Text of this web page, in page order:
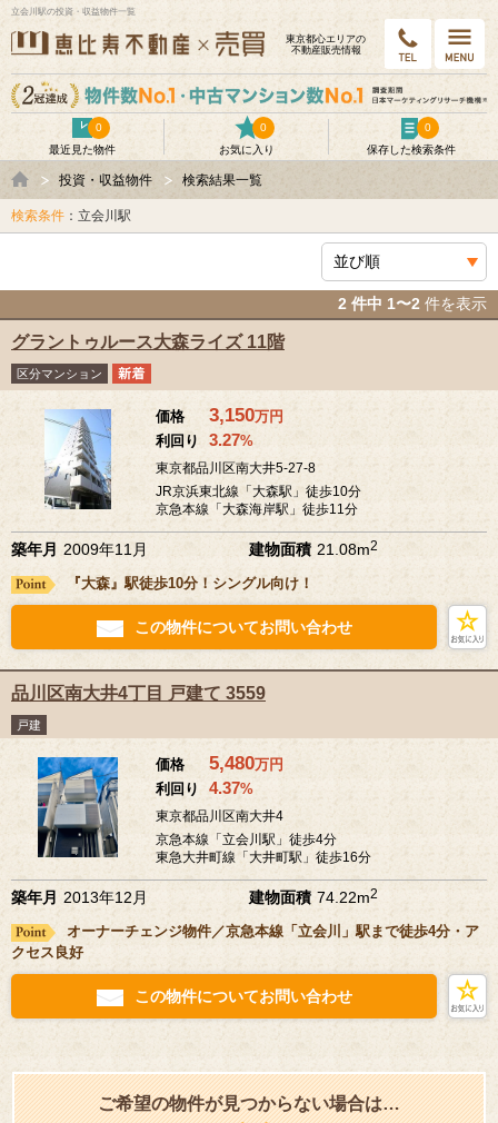
立会川駅の投資・収益物件一覧
東京都⼼エリアの
不動産販売情報
最近見た物件
0
お気に入り
0
保存した検索条件
0
投資・収益物件 検索結果一覧
検索条件 ：立会川駅
2 件中 1〜2 件を表示
グラントゥルース大森ライズ 11階
区分マンション
価格 3,150万円
利回り
3.27%
東京都品川区南大井5-27-8
JR京浜東北線「大森駅」徒歩10分
京急本線「大森海岸駅」徒歩11分
築年月 2009年11月 建物面積 21.08m2
『大森』駅徒歩10分！シングル向け！
この物件についてお問い合わせ
品川区南大井4丁目 戸建て 3559
戸建
価格 5,480万円
利回り
4.37%
東京都品川区南大井4
京急本線「立会川駅」徒歩4分
東急大井町線「大井町駅」徒歩16分
築年月 2013年12月 建物面積 74.22m2
オーナーチェンジ物件／京急本線「立会川」駅まで徒歩4分・ア
クセス良好
この物件についてお問い合わせ
ご希望の物件が見つからない場合は…